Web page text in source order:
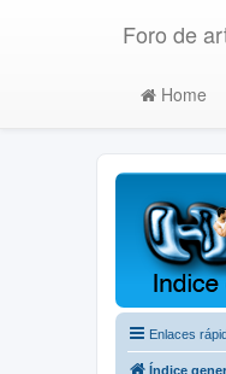
Foro de
Home
Enlaces
Índice